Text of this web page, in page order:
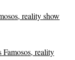
reality show
Famosos, reality